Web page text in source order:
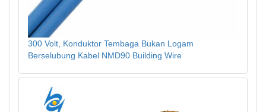
300 Volt, Konduktor Tembaga Bukan Logam
Berselubung Kabel NMD90 Building Wire